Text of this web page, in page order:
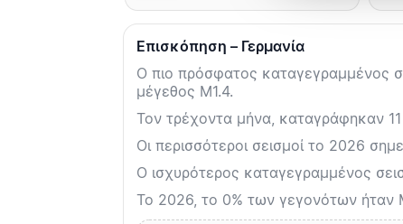
Επισκόπηση – Γερμανία
Ο πιο πρόσφατος καταγεγραμμένος
μέγεθος M1.4.
Τον τρέχοντα μήνα, καταγράφηκαν
Οι περισσότεροι σεισμοί το 2026
Ο ισχυρότερος καταγεγραμμένος
Το 2026, το 0% των γεγονότων ήταν